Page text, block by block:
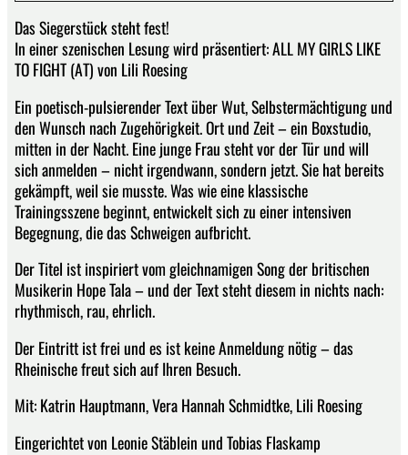
Das Siegerstück steht fest!
In einer szenischen Lesung wird präsentiert: ALL MY GIRLS LIKE
TO FIGHT (AT) von Lili Roesing
Ein poetisch-pulsierender Text über Wut, Selbstermächtigung und
den Wunsch nach Zugehörigkeit. Ort und Zeit – ein Boxstudio,
mitten in der Nacht. Eine junge Frau steht vor der Tür und will
sich anmelden – nicht irgendwann, sondern jetzt. Sie hat bereits
gekämpft, weil sie musste. Was wie eine klassische
Trainingsszene beginnt, entwickelt sich zu einer intensiven
Begegnung, die das Schweigen aufbricht.
Der Titel ist inspiriert vom gleichnamigen Song der britischen
Musikerin Hope Tala – und der Text steht diesem in nichts nach:
rhythmisch, rau, ehrlich.
Der Eintritt ist frei und es ist keine Anmeldung nötig – das
Rheinische freut sich auf Ihren Besuch.
Mit: Katrin Hauptmann, Vera Hannah Schmidtke, Lili Roesing
Eingerichtet von Leonie Stäblein und Tobias Flaskamp